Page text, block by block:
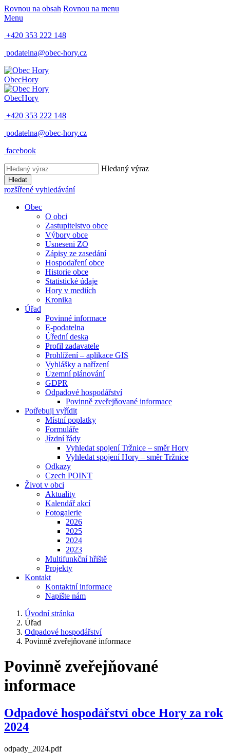
Rovnou na obsah Rovnou na menu
Menu
+420 353 222 148
podatelna@obec-hory.cz
ObecHory
ObecHory
+420 353 222 148
podatelna@obec-hory.cz
facebook
Hledaný výraz
Hledat
rozšířené vyhledávání
Obec
O obci
Zastupitelstvo obce
Výbory obce
Usneseni ZO
Zápisy ze zasedání
Hospodaření obce
Historie obce
Statistické údaje
Hory v mediích
Kronika
Úřad
Povinné informace
E-podatelna
Úřední deska
Profil zadavatele
Prohlížení – aplikace GIS
Vyhlášky a nařízení
Územní plánování
GDPR
Odpadové hospodářství
Povinně zveřejňované informace
Potřebuji vyřídit
Místní poplatky
Formuláře
Jízdní řády
Vyhledat spojení Tržnice – směr Hory
Vyhledat spojení Hory – směr Tržnice
Odkazy
Czech POINT
Život v obci
Aktuality
Kalendář akcí
Fotogalerie
2026
2025
2024
2023
Multifunkční hřiště
Projekty
Kontakt
Kontaktní informace
Napište nám
Úvodní stránka
Úřad
Odpadové hospodářství
Povinně zveřejňované informace
Povinně zveřejňované
informace
Odpadové hospodářství obce Hory za rok
2024
odpady_2024.pdf